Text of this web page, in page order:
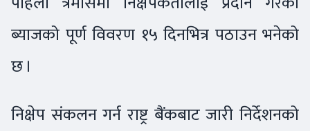
ब्याजको पूर्ण विवरण १५ दिनभित्र पठाउन भनेको
छ ।
निक्षेप संकलन गर्न राष्ट्र बैंकबाट जारी निर्देशनको